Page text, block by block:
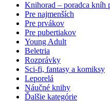
Knihorad – poradca kníh
Pre najmenších
Pre prvákov
Pre pubertiakov
Young Adult
Beletria
Rozprávky
Sci-fi, fantasy a komiksy
Leporelá
Náučné knihy
Ďalšie kategórie